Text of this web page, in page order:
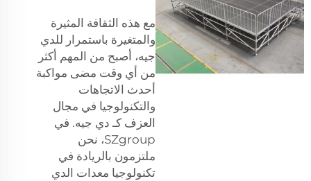
مع هذه الثقافة المثيرة
والمتغيرة باستمرار للدي
جيه، أصبح من المهم أكثر
من أي وقت مضى مواكبة
أحدث الاتجاهات
والتكنولوجيا في مجال
العزف كـ دي جيه. في
SZgroup، نحن
ملتزمون بالريادة في
تكنولوجيا معدات الدي